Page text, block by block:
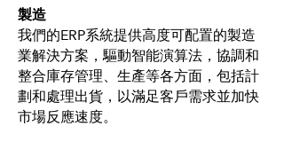
製造
我們的ERP系統提供高度可配置的製造
業解決方案，驅動智能演算法，協調和
整合庫存管理、生產等各方面，包括計
劃和處理出貨，以滿足客戶需求並加快
市場反應速度。